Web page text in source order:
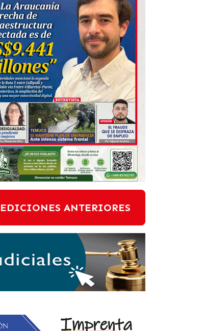
EDICIONES ANTERIORES